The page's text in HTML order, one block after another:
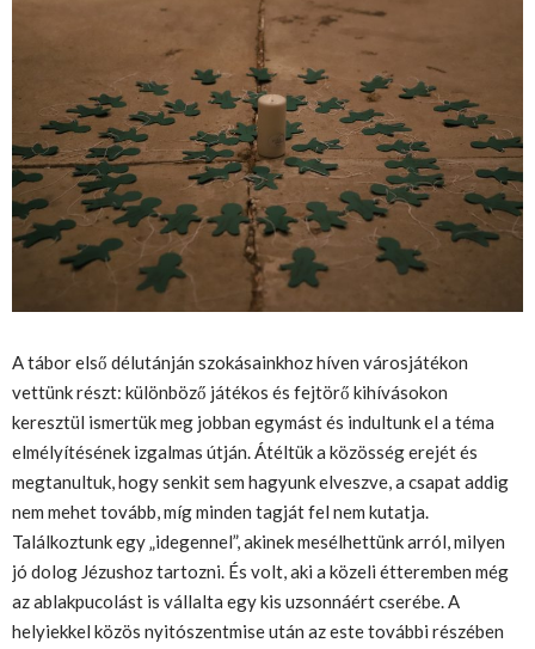
A tábor első délutánján szokásainkhoz híven városjátékon
vettünk részt: különböző játékos és fejtörő kihívásokon
keresztül ismertük meg jobban egymást és indultunk el a téma
elmélyítésének izgalmas útján. Átéltük a közösség erejét és
megtanultuk, hogy senkit sem hagyunk elveszve, a csapat addig
nem mehet tovább, míg minden tagját fel nem kutatja.
Találkoztunk egy „idegennel”, akinek mesélhettünk arról, milyen
jó dolog Jézushoz tartozni. És volt, aki a közeli étteremben még
az ablakpucolást is vállalta egy kis uzsonnáért cserébe. A
helyiekkel közös nyitószentmise után az este további részében